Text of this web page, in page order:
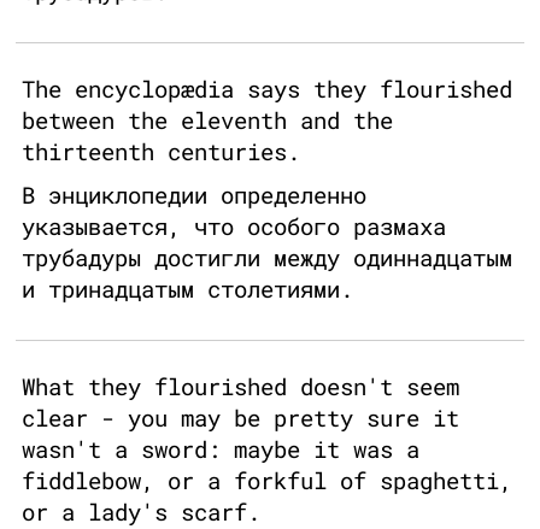
The encyclopædia says they flourished
between the eleventh and the
thirteenth centuries.
В энциклопедии определенно
указывается, что особого размаха
трубадуры достигли между одиннадцатым
и тринадцатым столетиями.
What they flourished doesn't seem
clear - you may be pretty sure it
wasn't a sword: maybe it was a
fiddlebow, or a forkful of spaghetti,
or a lady's scarf.